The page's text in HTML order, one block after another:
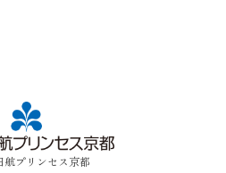
航プリンセス京都